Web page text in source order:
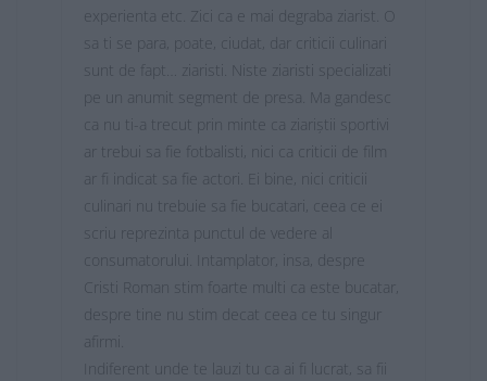
experienta etc. Zici ca e mai degraba ziarist. O
sa ti se para, poate, ciudat, dar criticii culinari
sunt de fapt… ziaristi. Niste ziaristi specializati
pe un anumit segment de presa. Ma gandesc
ca nu ti-a trecut prin minte ca ziariștii sportivi
ar trebui sa fie fotbalisti, nici ca criticii de film
ar fi indicat sa fie actori. Ei bine, nici criticii
culinari nu trebuie sa fie bucatari, ceea ce ei
scriu reprezinta punctul de vedere al
consumatorului. Intamplator, insa, despre
Cristi Roman stim foarte multi ca este bucatar,
despre tine nu stim decat ceea ce tu singur
afirmi.
Indiferent unde te lauzi tu ca ai fi lucrat, sa fii